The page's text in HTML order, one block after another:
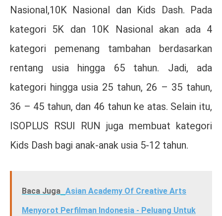
Nasional,10K Nasional dan Kids Dash. Pada
kategori 5K dan 10K Nasional akan ada 4
kategori pemenang tambahan berdasarkan
rentang usia hingga 65 tahun. Jadi, ada
kategori hingga usia 25 tahun, 26 – 35 tahun,
36 – 45 tahun, dan 46 tahun ke atas. Selain itu,
ISOPLUS RSUI RUN juga membuat kategori
Kids Dash bagi anak-anak usia 5-12 tahun.
Baca Juga Asian Academy Of Creative Arts
Menyorot Perfilman Indonesia - Peluang Untuk